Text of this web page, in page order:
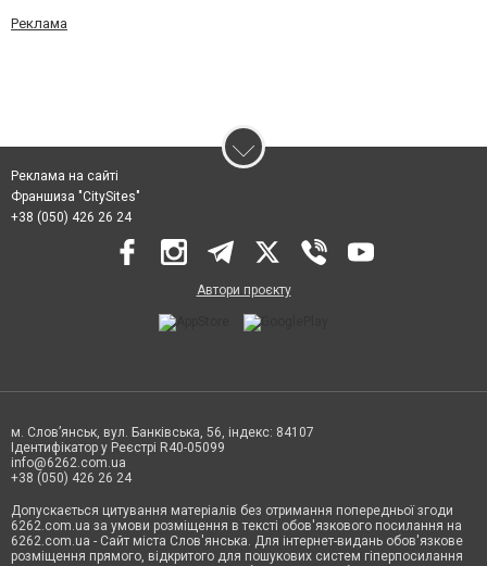
Реклама
Реклама на сайті
Франшиза "CitySites"
+38 (050) 426 26 24
Автори проєкту
м. Слов’янськ, вул. Банківська, 56, індекс: 84107
Ідентифікатор у Реєстрі R40-05099
info@6262.com.ua
+38 (050) 426 26 24
Допускається цитування матеріалів без отримання попередньої згоди
6262.com.ua за умови розміщення в тексті обов'язкового посилання на
6262.com.ua - Сайт міста Слов'янська. Для інтернет-видань обов'язкове
розміщення прямого, відкритого для пошукових систем гіперпосилання